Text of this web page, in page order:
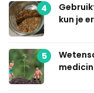
4
kun je
5